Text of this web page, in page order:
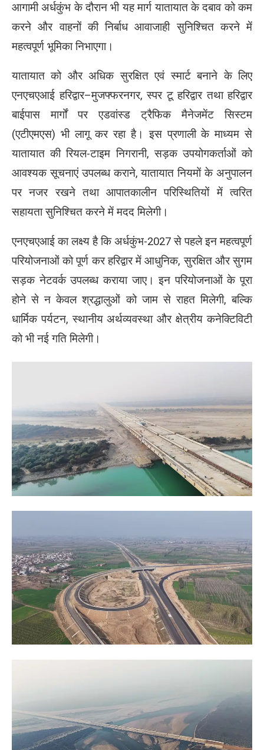
आगामी अर्धकुंभ के दौरान भी यह मार्ग यातायात के दबाव को कम
करने और वाहनों की निर्बाध आवाजाही सुनिश्चित करने में
महत्वपूर्ण भूमिका निभाएगा।
यातायात को और अधिक सुरक्षित एवं स्मार्ट बनाने के लिए
एनएचएआई हरिद्वार–मुजफ्फरनगर, स्पर टू हरिद्वार तथा हरिद्वार
बाईपास मार्गों पर एडवांस्ड ट्रैफिक मैनेजमेंट सिस्टम
(एटीएमएस) भी लागू कर रहा है। इस प्रणाली के माध्यम से
यातायात की रियल-टाइम निगरानी, सड़क उपयोगकर्ताओं को
आवश्यक सूचनाएं उपलब्ध कराने, यातायात नियमों के अनुपालन
पर नजर रखने तथा आपातकालीन परिस्थितियों में त्वरित
सहायता सुनिश्चित करने में मदद मिलेगी।
एनएचएआई का लक्ष्य है कि अर्धकुंभ-2027 से पहले इन महत्वपूर्ण
परियोजनाओं को पूर्ण कर हरिद्वार में आधुनिक, सुरक्षित और सुगम
सड़क नेटवर्क उपलब्ध कराया जाए। इन परियोजनाओं के पूरा
होने से न केवल श्रद्धालुओं को जाम से राहत मिलेगी, बल्कि
धार्मिक पर्यटन, स्थानीय अर्थव्यवस्था और क्षेत्रीय कनेक्टिविटी
को भी नई गति मिलेगी।